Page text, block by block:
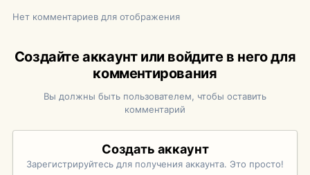
Нет комментариев для отображения
Создайте аккаунт или войдите в него для
комментирования
Вы должны быть пользователем, чтобы оставить
комментарий
Создать аккаунт
Зарегистрируйтесь для получения аккаунта. Это просто!